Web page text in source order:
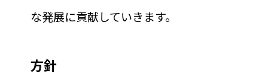
な発展に貢献していきます。
方針